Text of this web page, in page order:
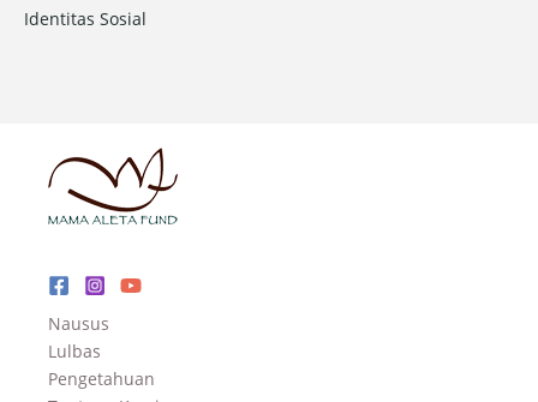
Identitas Sosial
Nausus
Lulbas
Pengetahuan